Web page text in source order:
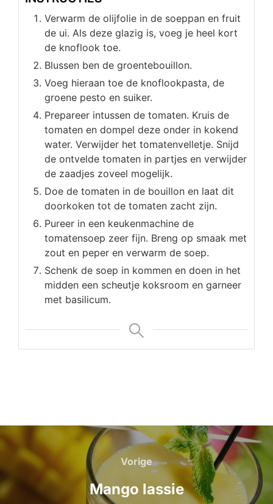
Verwarm de olijfolie in de soeppan en fruit
de ui. Als deze glazig is, voeg je heel kort
de knoflook toe.
Blussen ben de groentebouillon.
Voeg hieraan toe de knoflookpasta, de
groene pesto en suiker.
Prepareer intussen de tomaten. Kruis de
tomaten en dompel deze onder in kokend
water. Verwijder het tomatenvelletje. Snijd
de ontvelde tomaten in partjes en verwijder
de zaadjes zoveel mogelijk.
Doe de tomaten in de bouillon en laat dit
doorkoken tot de tomaten zacht zijn.
Pureer in een keukenmachine de
tomatensoep zeer fijn. Breng op smaak met
zout en peper en verwarm de soep.
Schenk de soep in kommen en doen in het
midden een scheutje koksroom en garneer
met basilicum.
Bericht
navigatie
Vorige
Vorige
Mango lassie